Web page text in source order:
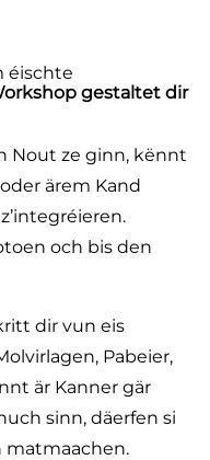
éischte
gestaltet dir
Nout ze ginn, kënnt
ärem Kand
och bis den
dir vun eis
Pabeier,
är Kanner gär
sinn, däerfen si
matmaachen.